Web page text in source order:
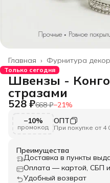
Фурнитура
Главная ›
Только сегодня
Швензы -
стразами
528 ₽668 ₽−21%
−10%
промокод
ОПТ
При покупке от 4
Преимущества
Доставка в пункты
Оплата — картой, СБП
Удобный возврат